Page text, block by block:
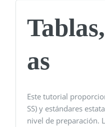
as
Este tutorial
SS) y estándares
nivel de preparación.